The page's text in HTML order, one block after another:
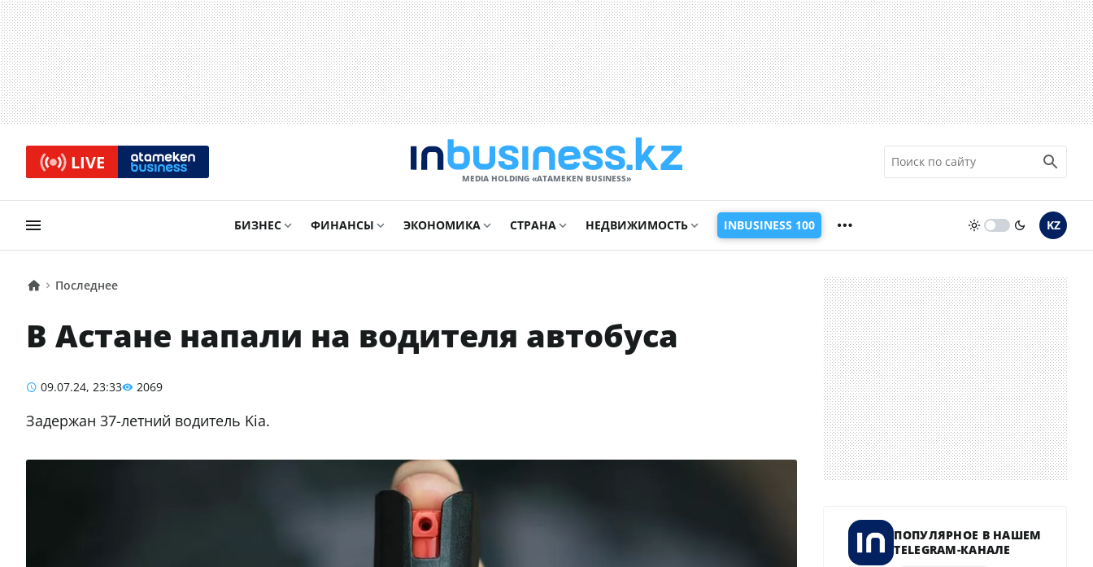
LIVE
MEDIA HOLDING «ATAMEKЕN BUSINESS»
БИЗНЕС ФИНАНСЫ ЭКОНОМИКА СТРАНА НЕДВИЖИМОСТЬ INBUSINESS 100 KZ
Последнее
В Астане напали на водителя автобуса
09.07.24, 23:33 2069
Задержан 37-летний водитель Kia.